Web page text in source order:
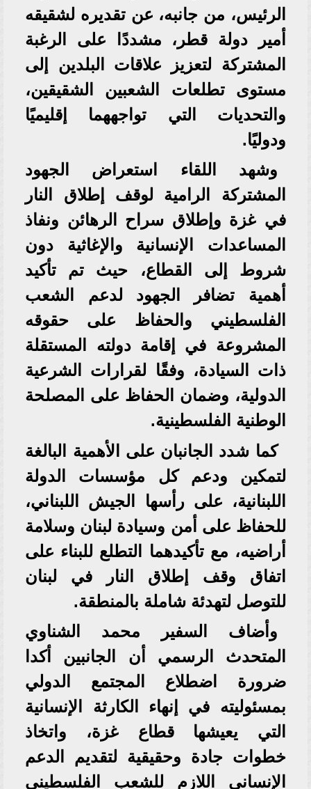
الرئيس، من جانبه، عن تقديره لشقيقه
أمير دولة قطر، مشددًا على الرغبة
المشتركة لتعزيز علاقات البلدين إلى
مستوى تطلعات الشعبين الشقيقين،
والتحديات التي تواجههما إقليميًا
ودوليًا.
وشهد اللقاء استعراض الجهود
المشتركة الرامية لوقف إطلاق النار
في غزة وإطلاق سراح الرهائن ونفاذ
المساعدات الإنسانية والإغاثية دون
شروط إلى القطاع، حيث تم تأكيد
أهمية تضافر الجهود لدعم الشعب
الفلسطيني والحفاظ على حقوقه
المشروعة في إقامة دولته المستقلة
ذات السيادة، وفقًا لقرارات الشرعية
الدولية، وضمان الحفاظ على المصلحة
الوطنية الفلسطينية.
كما شدد الجانبان على الأهمية البالغة
لتمكين ودعم كل مؤسسات الدولة
اللبنانية، على رأسها الجيش اللبناني،
للحفاظ على أمن وسيادة لبنان وسلامة
أراضيه، مع تأكيدهما التطلع للبناء على
اتفاق وقف إطلاق النار في لبنان
للتوصل لتهدئة شاملة بالمنطقة.
وأضاف السفير محمد الشناوي
المتحدث الرسمي أن الجانبين أكدا
ضرورة اضطلاع المجتمع الدولي
بمسئوليته في إنهاء الكارثة الإنسانية
التي يعيشها قطاع غزة، واتخاذ
خطوات جادة وحقيقية لتقديم الدعم
الإنساني اللازم للشعب الفلسطيني